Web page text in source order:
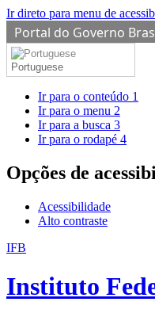
Ir direto para menu de
Portal do Governo
Portuguese
Ir para o conteúdo 1
Ir para o menu 2
Ir para a busca 3
Ir para o rodapé 4
Opções de
Acessibilidade
Alto contraste
IFB
Instituto